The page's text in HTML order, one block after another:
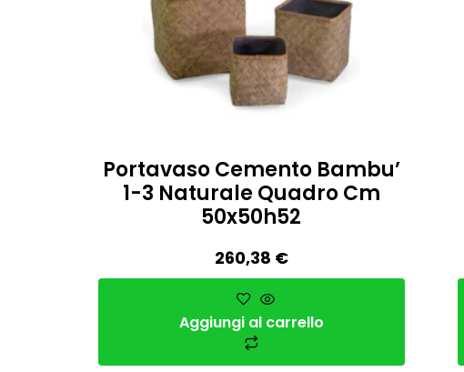
Portavaso Cemento Bambu’
1-3 Naturale Quadro Cm
50x50h52
260,38 €
Aggiungi al carrello